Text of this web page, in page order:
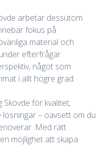
arbetar dessutom
fokus på
material och
efterfrågar
något som
i allt högre grad.
Skövde för kvalitet,
– oavsett om du
Med rätt
möjlighet att skapa